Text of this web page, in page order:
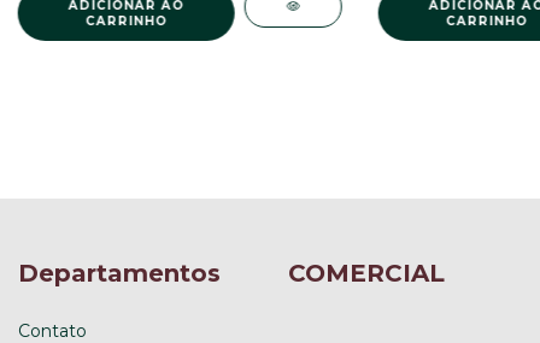
Departamentos
Contato
COMERCIAL